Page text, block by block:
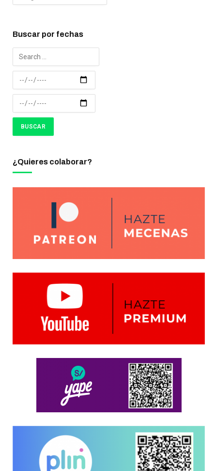
Buscar por fechas
¿Quieres colaborar?